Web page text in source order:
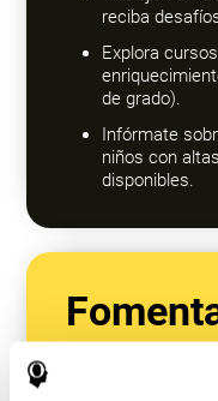
reciba
Explora
de grado).
Infórmate
niños con
disponibles.